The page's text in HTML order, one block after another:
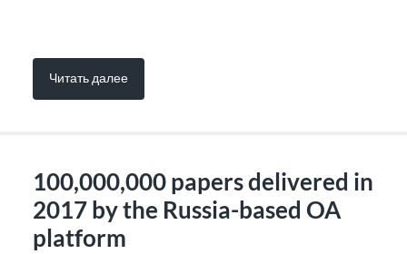
Читать далее
100,000,000 papers delivered in
2017 by the Russia-based OA
platform